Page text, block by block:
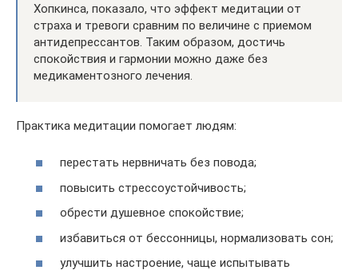
Хопкинса, показало, что эффект медитации от
страха и тревоги сравним по величине с приемом
антидепрессантов. Таким образом, достичь
спокойствия и гармонии можно даже без
медикаментозного лечения.
Практика медитации помогает людям:
перестать нервничать без повода;
повысить стрессоустойчивость;
обрести душевное спокойствие;
избавиться от бессонницы, нормализовать сон;
улучшить настроение, чаще испытывать